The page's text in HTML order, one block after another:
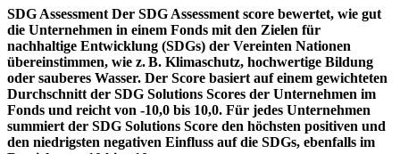
SDG Assessment Der SDG Assessment score bewertet, wie gut
die Unternehmen in einem Fonds mit den Zielen für
nachhaltige Entwicklung (SDGs) der Vereinten Nationen
übereinstimmen, wie z. B. Klimaschutz, hochwertige Bildung
oder sauberes Wasser. Der Score basiert auf einem gewichteten
Durchschnitt der SDG Solutions Scores der Unternehmen im
Fonds und reicht von -10,0 bis 10,0. Für jedes Unternehmen
summiert der SDG Solutions Score den höchsten positiven und
den niedrigsten negativen Einfluss auf die SDGs, ebenfalls im